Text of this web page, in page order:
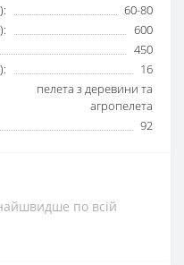
60-80
600
450
16
пелета з деревини та
агропелета
92
по всій